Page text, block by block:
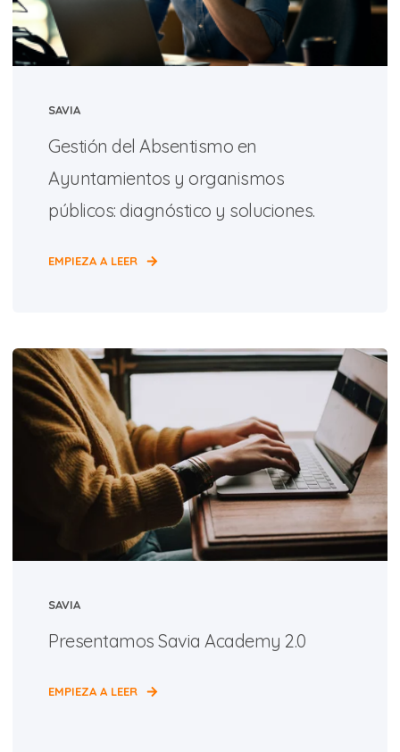
SAVIA
Gestión del Absentismo en
Ayuntamientos y organismos
públicos: diagnóstico y soluciones.
EMPIEZA A LEER
SAVIA
Presentamos Savia Academy 2.0
EMPIEZA A LEER